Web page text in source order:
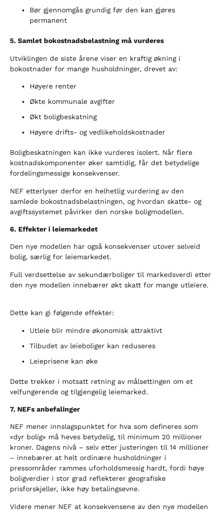
Bør gjennomgås grundig før den kan gjøres
permanent
5. Samlet bokostnadsbelastning må vurderes
Utviklingen de siste årene viser en kraftig økning i
bokostnader for mange husholdninger, drevet av:
Høyere renter
Økte kommunale avgifter
Økt boligbeskatning
Høyere drifts- og vedlikeholdskostnader
Boligbeskatningen kan ikke vurderes isolert. Når flere
kostnadskomponenter øker samtidig, får det betydelige
fordelingsmessige konsekvenser.
NEF etterlyser derfor en helhetlig vurdering av den
samlede bokostnadsbelastningen, og hvordan skatte- og
avgiftssystemet påvirker den norske boligmodellen.
6. Effekter i leiemarkedet
Den nye modellen har også konsekvenser utover selveid
bolig, særlig for leiemarkedet.
Full verdsettelse av sekundærboliger til markedsverdi etter
den nye modellen innebærer økt skatt for mange utleiere.
Dette kan gi følgende effekter:
Utleie blir mindre økonomisk attraktivt
Tilbudet av leieboliger kan reduseres
Leieprisene kan øke
Dette trekker i motsatt retning av målsettingen om et
velfungerende og tilgjengelig leiemarked.
7. NEFs anbefalinger
NEF mener innslagspunktet for hva som defineres som
«dyr bolig» må heves betydelig, til minimum 20 millioner
kroner. Dagens nivå – selv etter justeringen til 14 millioner
– innebærer at helt ordinære husholdninger i
pressområder rammes uforholdsmessig hardt, fordi høye
boligverdier i stor grad reflekterer geografiske
prisforskjeller, ikke høy betalingsevne.
Videre mener NEF at konsekvensene av den nye modellen